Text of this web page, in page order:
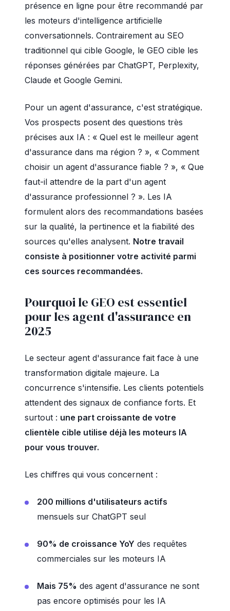
présence en ligne pour être recommandé par
les moteurs d'intelligence artificielle
conversationnels. Contrairement au SEO
traditionnel qui cible Google, le GEO cible les
réponses générées par ChatGPT, Perplexity,
Claude et Google Gemini.
Pour un agent d'assurance, c'est stratégique.
Vos prospects posent des questions très
précises aux IA : « Quel est le meilleur agent
d'assurance dans ma région ? », « Comment
choisir un agent d'assurance fiable ? », « Que
faut-il attendre de la part d'un agent
d'assurance professionnel ? ». Les IA
formulent alors des recommandations basées
sur la qualité, la pertinence et la fiabilité des
sources qu'elles analysent. Notre travail
consiste à positionner votre activité parmi
ces sources recommandées.
Pourquoi le GEO est essentiel
pour les agent d'assurance en
2025
Le secteur agent d'assurance fait face à une
transformation digitale majeure. La
concurrence s'intensifie. Les clients potentiels
attendent des signaux de confiance forts. Et
surtout : une part croissante de votre
clientèle cible utilise déjà les moteurs IA
pour vous trouver.
Les chiffres qui vous concernent :
200 millions d'utilisateurs actifs
mensuels sur ChatGPT seul
90% de croissance YoY des requêtes
commerciales sur les moteurs IA
Mais 75% des agent d'assurance ne sont
pas encore optimisés pour les IA